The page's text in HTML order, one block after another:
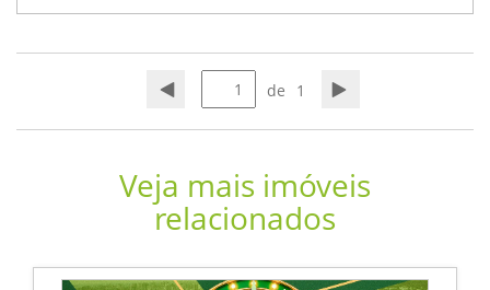
de 1
Veja mais imóveis
relacionados